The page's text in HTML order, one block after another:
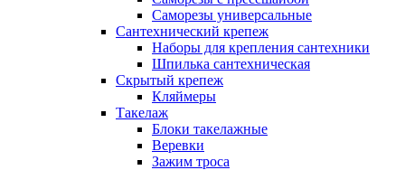
Саморезы универсальные
Сантехнический крепеж
Наборы для крепления сантехники
Шпилька сантехническая
Скрытый крепеж
Кляймеры
Такелаж
Блоки такелажные
Веревки
Зажим троса